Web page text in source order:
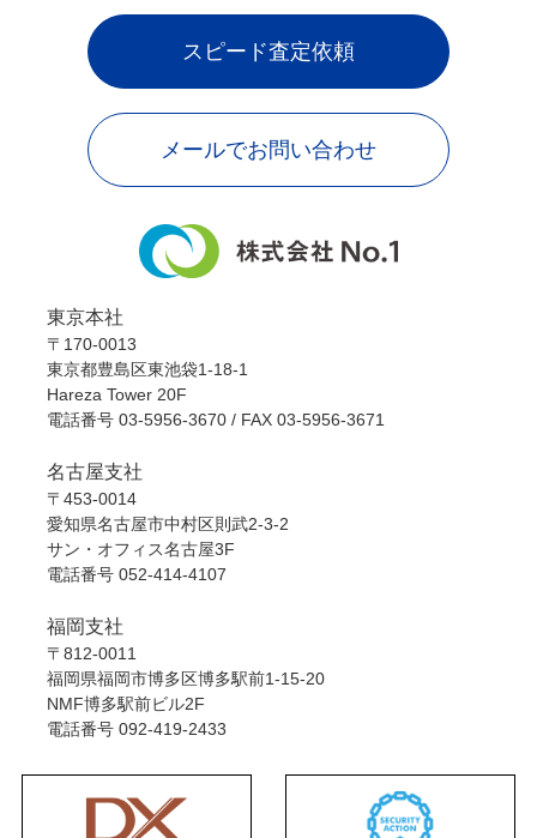
スピード査定依頼
メールでお問い合わせ
東京本社
〒170-0013
東京都豊島区東池袋1-18-1
Hareza Tower 20F
電話番号 03-5956-3670/ FAX 03-5956-3671
名古屋支社
〒453-0014
愛知県名古屋市中村区則武2-3-2
サン・オフィス名古屋3F
電話番号 052-414-4107
福岡支社
〒812-0011
福岡県福岡市博多区博多駅前1-15-20
NMF博多駅前ビル2F
電話番号 092-419-2433